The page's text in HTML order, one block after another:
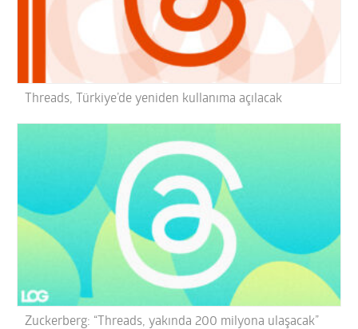
Threads, Türkiye’de yeniden kullanıma açılacak
Zuckerberg: “Threads, yakında 200 milyona ulaşacak”